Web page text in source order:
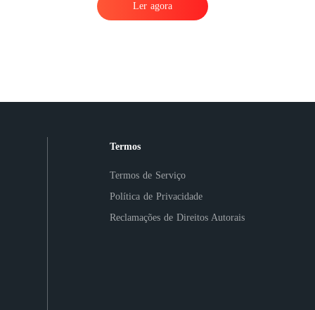
Ler agora
Termos
Termos de Serviço
Política de Privacidade
Reclamações de Direitos Autorais